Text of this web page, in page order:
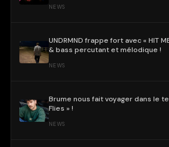
NEWS
UNDRMND frappe fort avec « HIT
& bass percutant et mélodique !
NEWS
Brume nous fait voyager dans le
Flies » !
NEWS